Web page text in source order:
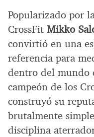
Popularizado por
CrossFit Mikko
convirtió en una
referencia para
dentro del mundo
campeón de los
construyó su
brutalmente
disciplina